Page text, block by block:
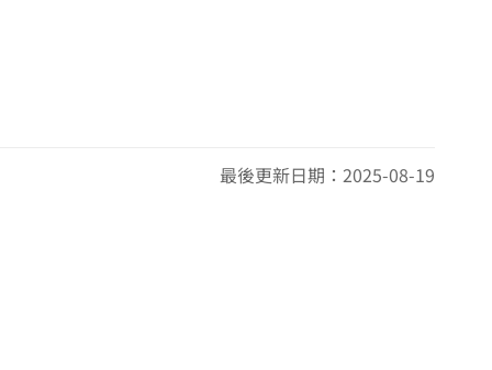
最後更新日期：2025-08-19